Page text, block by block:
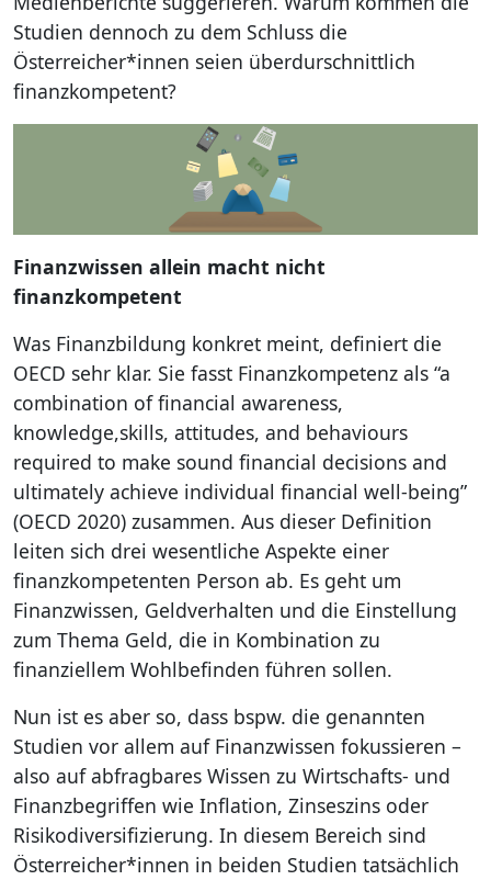
Studien dennoch zu dem Schluss die
Österreicher*innen seien überdurschnittlich
finanzkompetent?
Finanzwissen allein macht nicht
finanzkompetent
Was Finanzbildung konkret meint, definiert die
OECD sehr klar. Sie fasst Finanzkompetenz als “a
combination of financial awareness,
knowledge,skills, attitudes, and behaviours
required to make sound financial decisions and
ultimately achieve individual financial well-being”
(OECD 2020) zusammen. Aus dieser Definition
leiten sich drei wesentliche Aspekte einer
finanzkompetenten Person ab. Es geht um
Finanzwissen, Geldverhalten und die Einstellung
zum Thema Geld, die in Kombination zu
finanziellem Wohlbefinden führen sollen.
Nun ist es aber so, dass bspw. die genannten
Studien vor allem auf Finanzwissen fokussieren –
also auf abfragbares Wissen zu Wirtschafts- und
Finanzbegriffen wie Inflation, Zinseszins oder
Risikodiversifizierung. In diesem Bereich sind
Österreicher*innen in beiden Studien tatsächlich